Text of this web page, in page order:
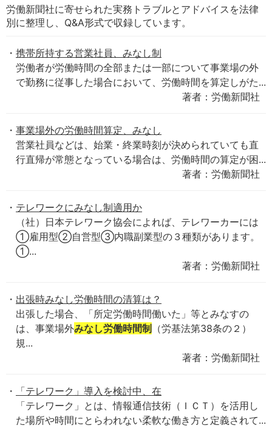
労働新聞社に寄せられた実務トラブルとアドバイスを法律
別に整理し、Q&A形式で収録しています。
携帯所持する営業社員、みなし制
労働者が労働時間の全部または一部について事業場の外
で勤務に従事した場合において、労働時間を算定しがた...
著者：労働新聞社
事業場外の労働時間算定、みなし
営業社員などは、始業・終業時刻が決められていても直
行直帰が常態となっている場合は、労働時間の算定が困...
著者：労働新聞社
テレワークにみなし制適用か
（社）日本テレワーク協会によれば、テレワーカーには
①雇用型②自営型③内職副業型の３種類があります。
①...
著者：労働新聞社
出張時みなし労働時間の清算は？
出張した場合、「所定労働時間働いた」等とみなすの
は、事業場外みなし労働時間制
（労基法第38条の２）
規...
著者：労働新聞社
「テレワーク」導入を検討中、在
「テレワーク」とは、情報通信技術（ＩＣＴ）を活用し
た場所や時間にとらわれない柔軟な働き方と定義されて...